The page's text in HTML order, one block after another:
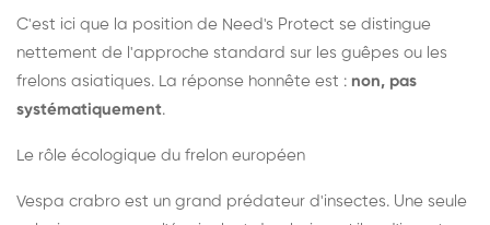
C'est ici que la position de Need's Protect se distingue
nettement de l'approche standard sur les guêpes ou les
frelons asiatiques. La réponse honnête est : non, pas
systématiquement.
Le rôle écologique du frelon européen
Vespa crabro est un grand prédateur d'insectes. Une seule